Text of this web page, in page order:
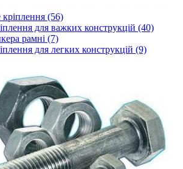
(56)
для важких конструкцій (40)
рамні (7)
для легких конструкцій (9)